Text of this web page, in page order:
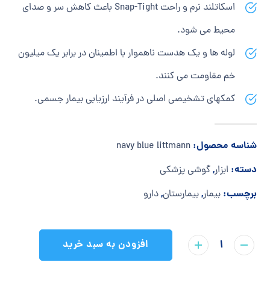
اسکاتلند نرم و راحت Snap-Tight باعث کاهش سر و صدای
محیط می شود.
لوله ها و یک هدست ناهموار با اطمینان در برابر یک میلیون
خم مقاومت می کنند.
کمکهای تشخیصی اصلی در فرآیند ارزیابی بیمار جسمی.
شناسه محصول:navy blue littmann
دسته: ابزار,گوشی پزشکی
برچسب:بیمار,بیمارستان,دارو
افزودن به سبد خرید